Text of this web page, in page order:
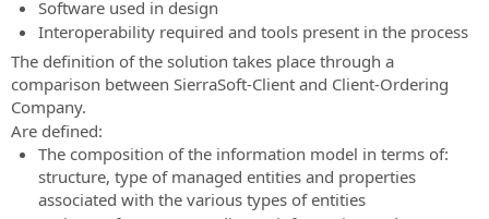
routes
et
d'autoroutes
SierraSoft
Hydro
Logiciel
BIM
pour
SierraSoft
Consulting
Conseil
technique
lié
à
mise
service
Software used in design
Interoperability required and tools present in the process
The definition of the solution takes place through a
comparison between SierraSoft-Client and Client-Ordering
Company.
Are defined:
The composition of the information model in terms of:
structure, type of managed entities and properties
associated with the various types of entities